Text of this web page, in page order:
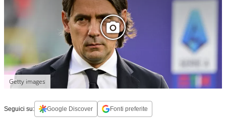
Getty images
Seguici su: Google Discover Fonti preferite